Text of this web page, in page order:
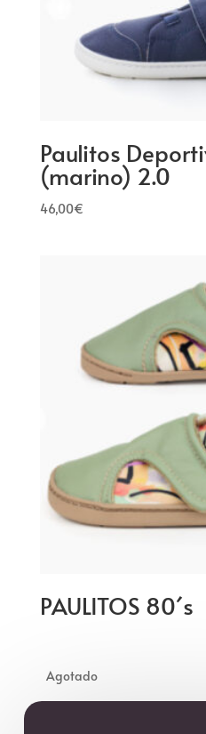
Paulitos
(marino) 2.0
46,00€
PAULITOS 80´s